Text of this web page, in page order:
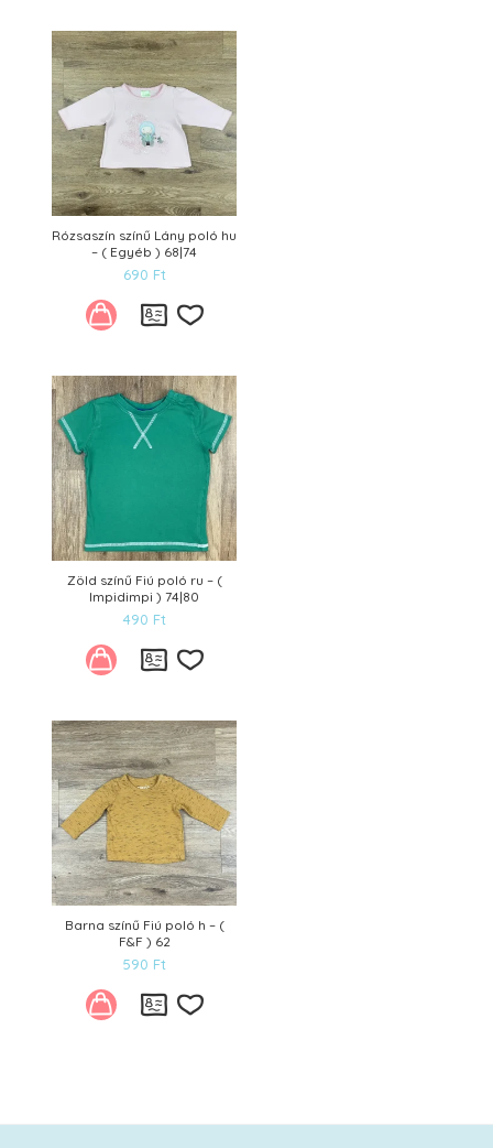
Kívánságlistára
Rózsaszín színű Lány poló hu
– ( Egyéb ) 68|74
690 Ft
Kívánságlistára
Zöld színű Fiú poló ru – (
Impidimpi ) 74|80
490 Ft
Kívánságlistára
Barna színű Fiú poló h – (
F&F ) 62
590 Ft